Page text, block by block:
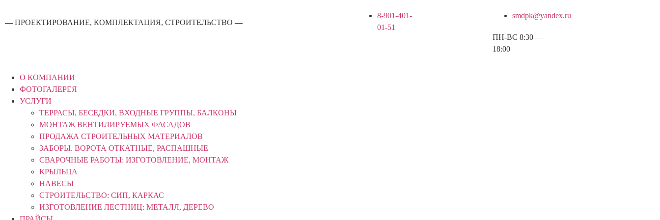
—ПРОЕКТИРОВАНИЕ, КОМПЛЕКТАЦИЯ, СТРОИТЕЛЬСТВО—
8-901-401-
01-51
smdpk@yandex.ru
ПН-ВС 8:30 —
18:00
О КОМПАНИИ
ФОТОГАЛЕРЕЯ
УСЛУГИ
ТЕРРАСЫ, БЕСЕДКИ, ВХОДНЫЕ ГРУППЫ, БАЛКОНЫ
МОНТАЖ ВЕНТИЛИРУЕМЫХ ФАСАДОВ
ПРОДАЖА СТРОИТЕЛЬНЫХ МАТЕРИАЛОВ
ЗАБОРЫ. ВОРОТА ОТКАТНЫЕ, РАСПАШНЫЕ
СВАРОЧНЫЕ РАБОТЫ: ИЗГОТОВЛЕНИЕ, МОНТАЖ
КРЫЛЬЦА
НАВЕСЫ
СТРОИТЕЛЬСТВО: СИП, КАРКАС
ИЗГОТОВЛЕНИЕ ЛЕСТНИЦ: МЕТАЛЛ, ДЕРЕВО